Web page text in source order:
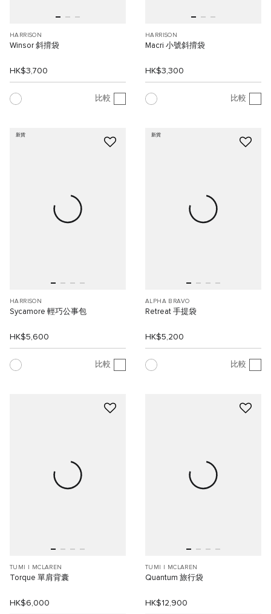
HARRISON
Winsor 斜揹袋
HK$3,700
比較
HARRISON
Macri 小號斜揹袋
HK$3,300
比較
新貨
HARRISON
Sycamore 輕巧公事包
HK$5,600
比較
新貨
ALPHA BRAVO
Retreat 手提袋
HK$5,200
比較
TUMI I MCLAREN
Torque 單肩背囊
HK$6,000
TUMI I MCLAREN
Quantum 旅行袋
HK$12,900